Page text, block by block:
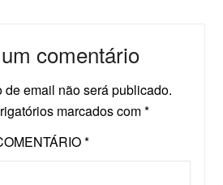
comentário
de email não será publicado.
marcados com*
*